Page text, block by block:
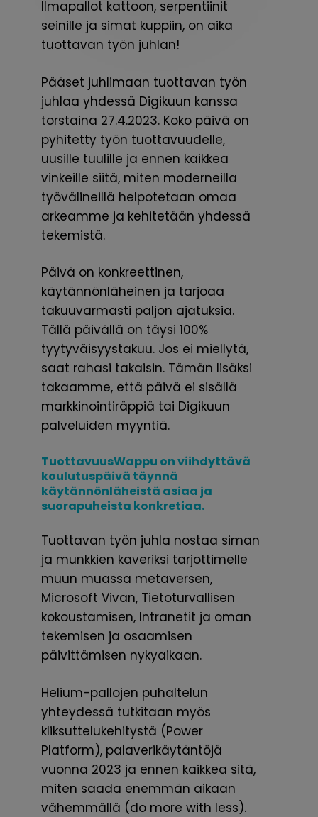
Ilmapallot kattoon, serpentiinit
seinille ja simat kuppiin, on aika
tuottavan työn juhlan!
Pääset juhlimaan tuottavan työn
juhlaa yhdessä Digikuun kanssa
torstaina 27.4.2023. Koko päivä on
pyhitetty työn tuottavuudelle,
uusille tuulille ja ennen kaikkea
vinkeille siitä, miten moderneilla
työvälineillä helpotetaan omaa
arkeamme ja kehitetään yhdessä
tekemistä.
Päivä on konkreettinen,
käytännönläheinen ja tarjoaa
takuuvarmasti paljon ajatuksia.
Tällä päivällä on täysi 100%
tyytyväisyystakuu. Jos ei miellytä,
saat rahasi takaisin. Tämän lisäksi
takaamme, että päivä ei sisällä
markkinointiräppiä tai Digikuun
palveluiden myyntiä.
TuottavuusWappu on viihdyttävä
koulutuspäivä täynnä
käytännönläheistä asiaa ja
suorapuheista konkretiaa.
Tuottavan työn juhla nostaa siman
ja munkkien kaveriksi tarjottimelle
muun muassa metaversen,
Microsoft Vivan, Tietoturvallisen
kokoustamisen, Intranetit ja oman
tekemisen ja osaamisen
päivittämisen nykyaikaan.
Helium-pallojen puhaltelun
yhteydessä tutkitaan myös
kliksuttelukehitystä (Power
Platform), palaverikäytäntöjä
vuonna 2023 ja ennen kaikkea sitä,
miten saada enemmän aikaan
vähemmällä (do more with less).